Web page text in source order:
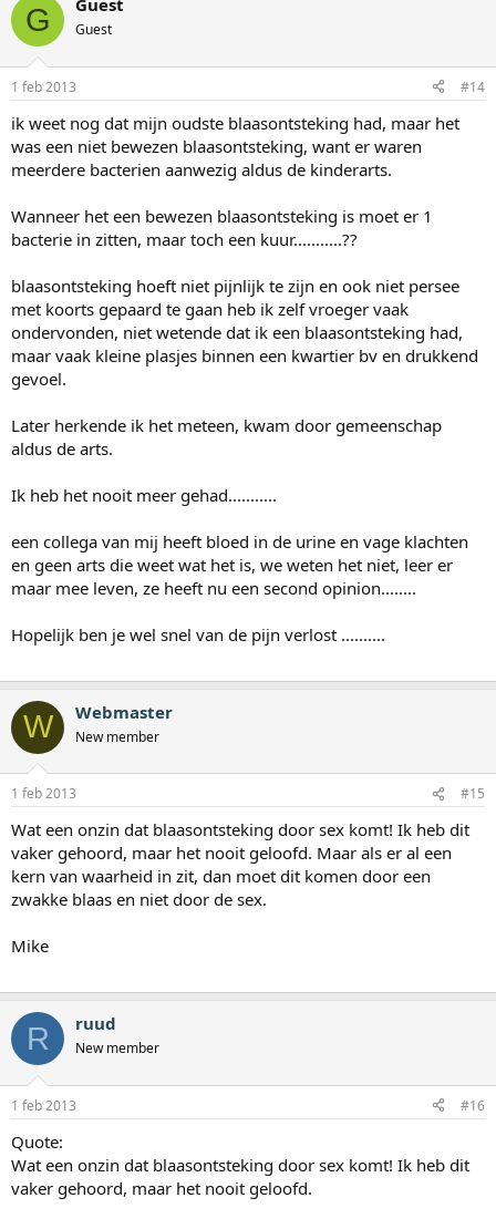
G Guest
Guest
1 feb 2013 #14
ik weet nog dat mijn oudste blaasontsteking had, maar het
was een niet bewezen blaasontsteking, want er waren
meerdere bacterien aanwezig aldus de kinderarts.
Wanneer het een bewezen blaasontsteking is moet er 1
bacterie in zitten, maar toch een kuur...........??
blaasontsteking hoeft niet pijnlijk te zijn en ook niet persee
met koorts gepaard te gaan heb ik zelf vroeger vaak
ondervonden, niet wetende dat ik een blaasontsteking had,
maar vaak kleine plasjes binnen een kwartier bv en drukkend
gevoel.
Later herkende ik het meteen, kwam door gemeenschap
aldus de arts.
Ik heb het nooit meer gehad...........
een collega van mij heeft bloed in de urine en vage klachten
en geen arts die weet wat het is, we weten het niet, leer er
maar mee leven, ze heeft nu een second opinion........
Hopelijk ben je wel snel van de pijn verlost ..........
W Webmaster
New member
1 feb 2013 #15
Wat een onzin dat blaasontsteking door sex komt! Ik heb dit
vaker gehoord, maar het nooit geloofd. Maar als er al een
kern van waarheid in zit, dan moet dit komen door een
zwakke blaas en niet door de sex.
Mike
R ruud
New member
1 feb 2013 #16
Quote:
Wat een onzin dat blaasontsteking door sex komt! Ik heb dit
vaker gehoord, maar het nooit geloofd.